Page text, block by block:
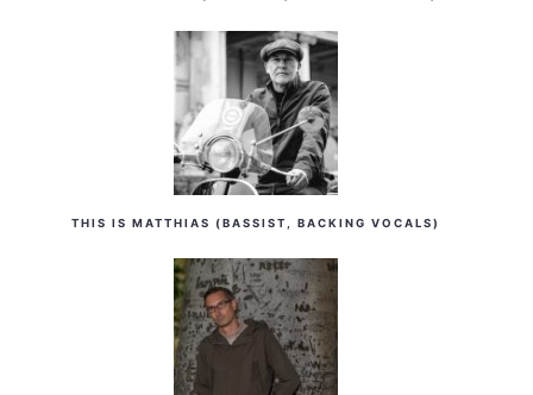
THIS IS MATTHIAS (BASSIST, BACKING VOCALS)